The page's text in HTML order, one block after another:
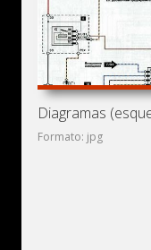
Formato: jpg